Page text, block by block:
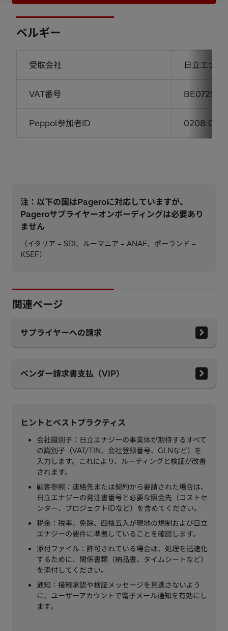
ベルギー
受取会社 日立エナ
VAT番号
Peppol参加者ID
注：以下の国はPageroに対応していますが、
Pageroサプライヤーオンボーディングは必要あり
ません
（イタリア – SDI、ルーマニア – ANAF、ポーランド –
KSEF）
関連ページ
サプライヤーへの請求
ベンダー請求書支払（VIP）
ヒントとベストプラクティス
会社識別子：日立エナジーの事業体が期待するすべて
の識別子（VAT/TIN、会社登録番号、GLNなど）を
入力します。これにより、ルーティングと検証が改善
されます。
顧客参照：連絡先または契約から要請された場合は、
日立エナジーの発注書番号と必要な照会先（コストセ
ンター、プロジェクトIDなど）を含めてください。
税金：税率、免除、四捨五入が現地の規制および日立
エナジーの要件に準拠していることを確認します。
添付ファイル：許可されている場合は、処理を迅速化
するために、関係書類（納品書、タイムシートなど）
を添付してください。
通知：接続承認や検証メッセージを見逃さないよう
に、ユーザーアカウントで電子メール通知を有効にし
ます。